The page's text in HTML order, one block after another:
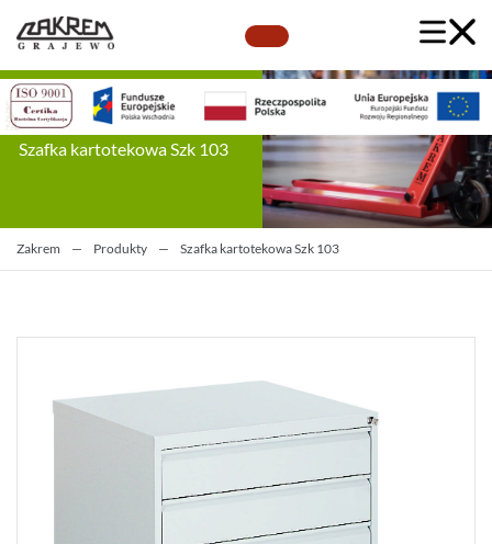
Szafka kartotekowa Szk 103
Zakrem — Produkty — Szafka kartotekowa Szk 103